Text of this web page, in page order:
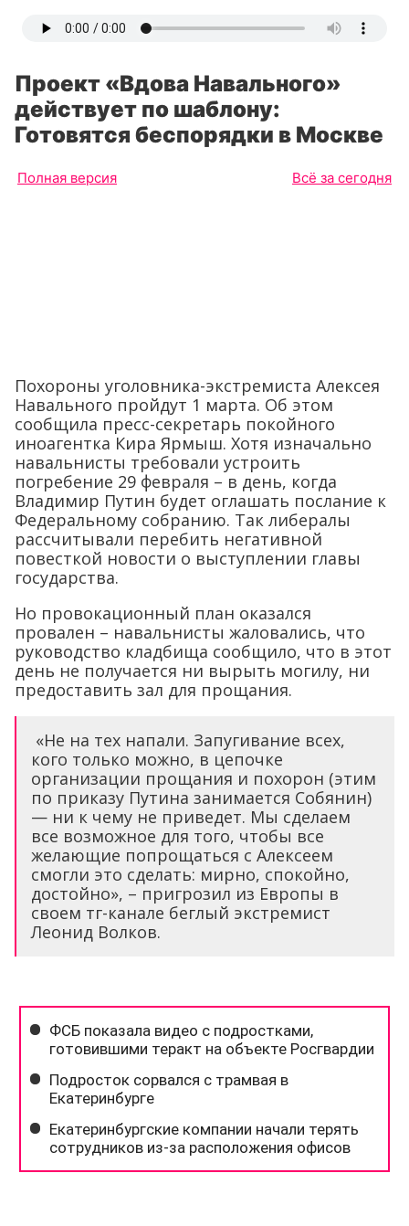
Проект «Вдова Навального»
действует по шаблону:
Готовятся беспорядки в Москве
Полная версия Всё за сегодня
Похороны уголовника-экстремиста Алексея
Навального пройдут 1 марта. Об этом
сообщила пресс-секретарь покойного
иноагентка Кира Ярмыш. Хотя изначально
навальнисты требовали устроить
погребение 29 февраля – в день, когда
Владимир Путин будет оглашать послание к
Федеральному собранию. Так либералы
рассчитывали перебить негативной
повесткой новости о выступлении главы
государства.
Но провокационный план оказался
провален – навальнисты жаловались, что
руководство кладбища сообщило, что в этот
день не получается ни вырыть могилу, ни
предоставить зал для прощания.
«Не на тех напали. Запугивание всех,
кого только можно, в цепочке
организации прощания и похорон (этим
по приказу Путина занимается Собянин)
— ни к чему не приведет. Мы сделаем
все возможное для того, чтобы все
желающие попрощаться с Алексеем
смогли это сделать: мирно, спокойно,
достойно», – пригрозил из Европы в
своем тг-канале беглый экстремист
Леонид Волков.